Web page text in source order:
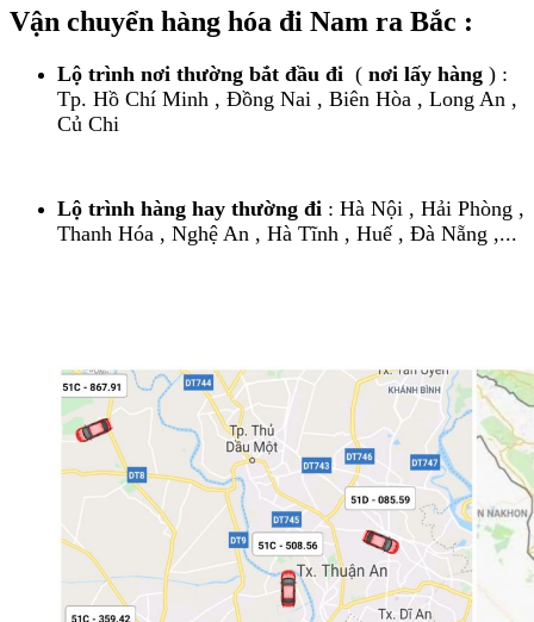
Vận chuyển hàng hóa đi Nam ra Bắc :
Lộ trình nơi thường bắt đầu đi ( nơi lấy hàng ) :
Tp. Hồ Chí Minh , Đồng Nai , Biên Hòa , Long An ,
Củ Chi
Lộ trình hàng hay thường đi : Hà Nội , Hải Phòng ,
Thanh Hóa , Nghệ An , Hà Tĩnh , Huế , Đà Nẵng ,...